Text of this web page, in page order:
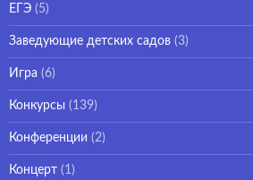
ЕГЭ (5)
Заведующие детских садов (3)
Игра (6)
Конкурсы (139)
Конференции (2)
Концерт (1)